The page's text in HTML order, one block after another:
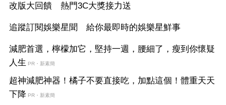
改版大回饋 熱門3C大獎接力送
追蹤訂閱娛樂星聞 給你最即時的娛樂星鮮事
減肥首選，檸檬加它，堅持一週，腰細了，瘦到你懷疑
人生 PR・新素簡
超神減肥神器！橘子不要直接吃，加點這個！體重天天
下降 PR・新素簡